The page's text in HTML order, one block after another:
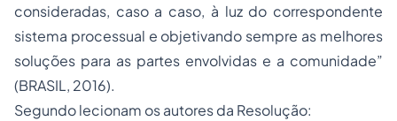
consideradas, caso a caso, à luz do correspondente
sistema processual e objetivando sempre as melhores
soluções para as partes envolvidas e a comunidade”
(BRASIL, 2016).
Segundo lecionam os autores da Resolução: